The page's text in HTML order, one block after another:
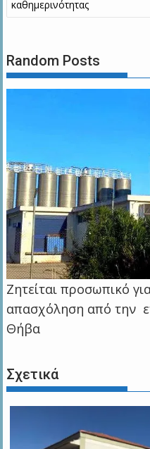
καθημερινότητας
Random Posts
Ζητείται προσωπικό
απασχόληση από την
Θήβα
Σχετικά